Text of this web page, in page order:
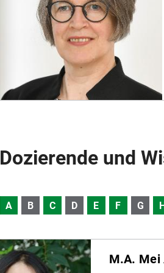
Dozierende und
A B C D E F G
M.A. Mei